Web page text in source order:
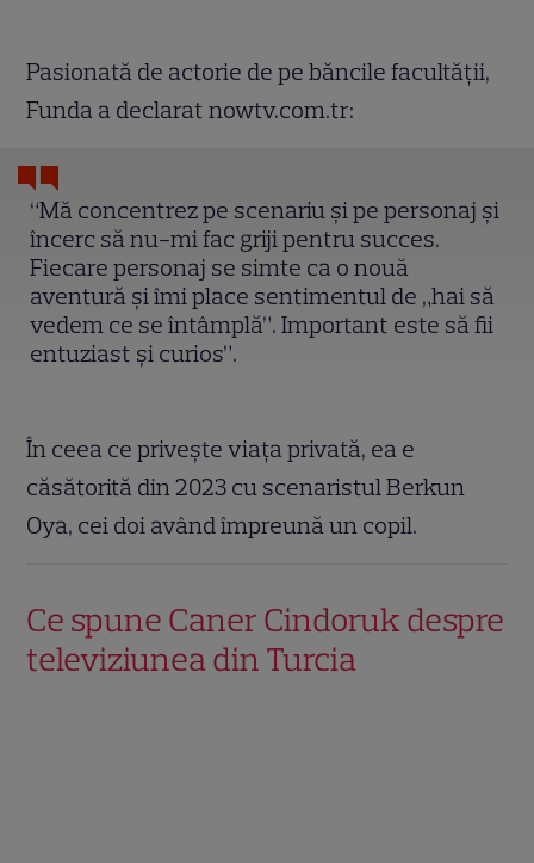
Pasionată de actorie de pe băncile facultății,
Funda a declarat nowtv.com.tr:
“Mă concentrez pe scenariu și pe personaj și
încerc să nu-mi fac griji pentru succes.
Fiecare personaj se simte ca o nouă
aventură și îmi place sentimentul de „hai să
vedem ce se întâmplă”. Important este să fii
entuziast și curios”.
În ceea ce privește viața privată, ea e
căsătorită din 2023 cu scenaristul Berkun
Oya, cei doi având împreună un copil.
Ce spune Caner Cindoruk despre
televiziunea din Turcia